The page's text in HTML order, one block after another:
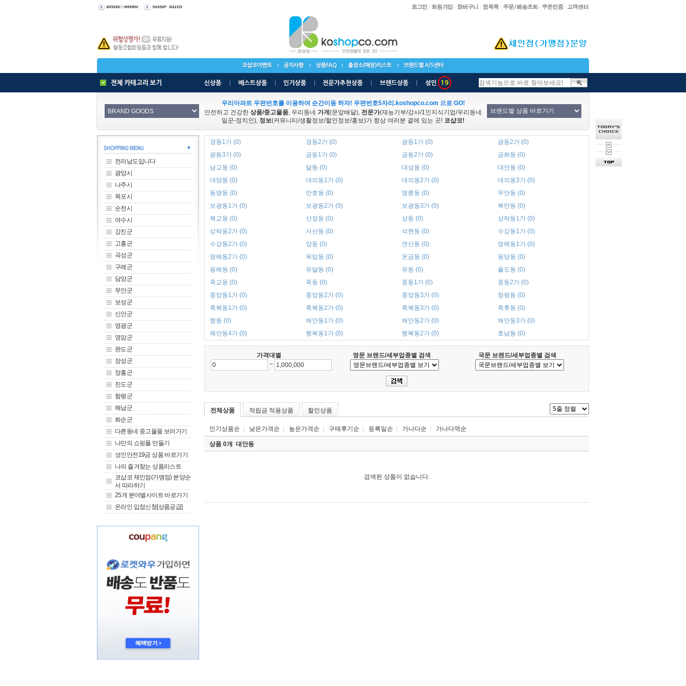
우리아파트 우편번호를 이용하여 순간이동 하자! 우편번호5자리.koshopco.com 으로 GO!
안전하고 건강한 상품/중고물품, 우리동네 가게 (문앞배달), 전문가(재능기부/강사/1인지식기업/우리동네
일꾼-정치인), 정보(커뮤니티/생활정보/할인정보/홍보)가 항상 여러분 곁에 있는 곳! 코샵코!
전라남도입니다
광양시
나주시
목포시
순천시
여수시
강진군
고흥군
곡성군
구례군
담양군
무안군
보성군
신안군
영광군
영암군
완도군
장성군
장흥군
진도군
함평군
해남군
화순군
다른동네 중고물품 보러가기
나만의 쇼핑몰 만들기
성인안전19금 상품 바로가기
나의 즐겨찾는 상품리스트
코샵코 체인점(가맹점) 분양순
서 따라하기
25개 분야별사이트 바로가기
온라인 입점신청[상품공급]
경동1가 (0) 경동2가 (0) 광동1가 (0)
광동2가 (0)
광동3가 (0)
금동1가 (0) 금동2가 (0)
금화동 (0)
남교동 (0)
달동 (0) 대성동 (0)
대안동 (0)
대양동 (0)
대의동1가 (0) 대의동2가 (0)
대의동3가 (0)
동명동 (0)
만호동 (0) 명륜동 (0)
무안동 (0)
보광동1가 (0)
보광동2가 (0) 보광동3가 (0)
복만동 (0)
북교동 (0)
산정동 (0) 상동 (0)
상락동1가 (0)
상락동2가 (0)
서산동 (0) 석현동 (0)
수강동1가 (0)
수강동2가 (0)
양동 (0) 연산동 (0)
영해동1가 (0)
영해동2가 (0)
옥암동 (0) 온금동 (0)
용당동 (0)
용해동 (0)
유달동 (0) 유동 (0)
율도동 (0)
죽교동 (0)
죽동 (0) 중동1가 (0)
중동2가 (0)
중앙동1가 (0)
중앙동2가 (0) 중앙동3가 (0)
창평동 (0)
축복동1가 (0)
축복동2가 (0) 축복동3가 (0)
측후동 (0)
항동 (0)
해안동1가 (0) 해안동2가 (0)
해안동3가 (0)
해안동4가 (0)
행복동1가 (0) 행복동2가 (0) 호남동 (0)
가격대별 영문 브랜드/세부업종별 검색
국문 브랜드/세부업종별 검색
~
전체상품 적립금 적용상품 할인상품
인기상품순 낮은가격순 높은가격순 구매후기순 등록일순 가나다순 가나다역순
상품 0개 대안동
검색된 상품이 없습니다.